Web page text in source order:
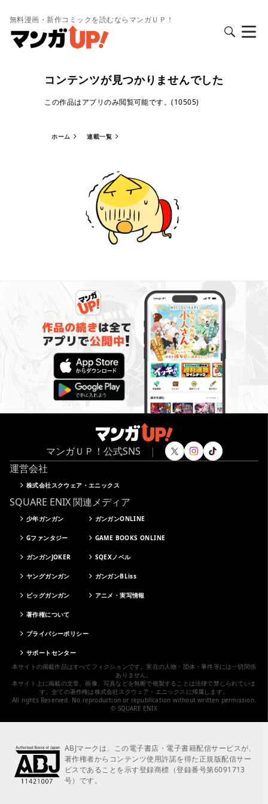
無料漫画・新作コミックを読むならマンガＵＰ！
コンテンツが見つかりませんでした
この作品はアプリのみ閲覧可能です。(10505)
ホーム 連載一覧
マンガＵＰ！公式SNS
|
運営会社
株式会社スクウェア・エニックス
SQUARE ENIX 関連メディア
少年ガンガン
Gファンタジー
ガンガンJOKER
ヤングガンガン
ビッグガンガン
ガンガンONLINE
GAME BOOKS ONLINE
SQEXノベル
ガンガンBLiss
アニメ・実写情報
著作権について
プライバシーポリシー
サポートセンター
本サイトの掲載作品はすべてフィクションです。実在の人物・団体・事件等には一切関係
ありません。
本サイト上に掲載の文章、画像、写真などを無断で複製することは法律で禁じられていま
す。全ての著作権は株式会社スクウェア・エニックスに帰属します。
All rights Reserved. No reproduction or republication without written permission.
© SQUARE ENIX
ABJマークは、この電子書店・電子書籍配信サービスが、
著作権者からコンテンツ使用許諾を得た正規版配信サー
ビスであることを示す登録商標（登録番号第6091713
号）です。